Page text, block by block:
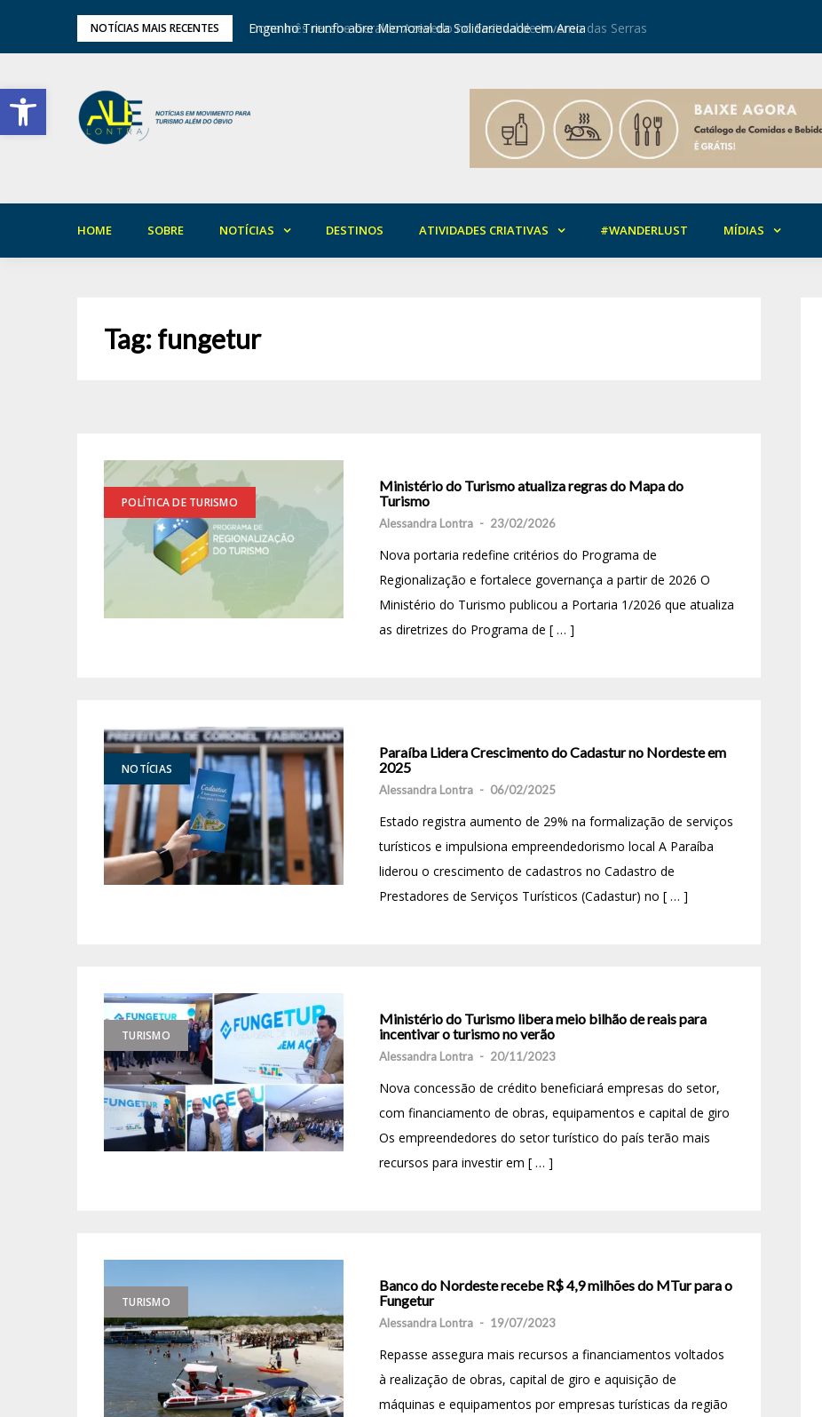
Barra de Ferramentas Aberta
NOTÍCIAS MAIS RECENTES
de Inverno das Serras Engenho Triunfo abre Memorial da Solidariedade em Areia Mirian Rocha
HOME SOBRE NOTÍCIAS DESTINOS ATIVIDADES CRIATIVAS #WANDERLUST MÍDIAS
Tag:fungetur
POLÍTICA DE TURISMO
Ministério do Turismo atualiza regras do Mapa do
Turismo
Alessandra Lontra - 23/02/2026
Nova portaria redefine critérios do Programa de
Regionalização e fortalece governança a partir de 2026 O
Ministério do Turismo publicou a Portaria 1/2026 que atualiza
as diretrizes do Programa de [ … ]
NOTÍCIAS
Paraíba Lidera Crescimento do Cadastur no Nordeste em
2025
Alessandra Lontra - 06/02/2025
Estado registra aumento de 29% na formalização de serviços
turísticos e impulsiona empreendedorismo local A Paraíba
liderou o crescimento de cadastros no Cadastro de
Prestadores de Serviços Turísticos (Cadastur) no [ … ]
TURISMO
Ministério do Turismo libera meio bilhão de reais para
incentivar o turismo no verão
Alessandra Lontra - 20/11/2023
Nova concessão de crédito beneficiará empresas do setor,
com financiamento de obras, equipamentos e capital de giro
Os empreendedores do setor turístico do país terão mais
recursos para investir em [ … ]
TURISMO
Banco do Nordeste recebe R$ 4,9 milhões do MTur para o
Fungetur
Alessandra Lontra - 19/07/2023
Repasse assegura mais recursos a financiamentos voltados
à realização de obras, capital de giro e aquisição de
máquinas e equipamentos por empresas turísticas da região